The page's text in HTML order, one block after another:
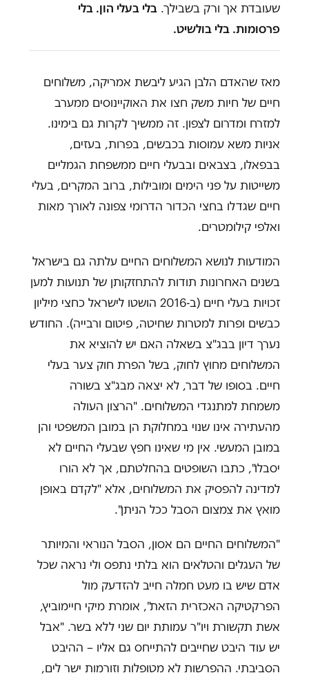
שעובדת אך ורק בשבילך. בלי בעלי הון. בלי
פרסומות. בלי בולשיט.
מאז שהאדם הלבן הגיע ליבשת אמריקה, משלוחים
חיים של חיות משק חצו את האוקיינוסים ממערב
למזרח ומדרום לצפון. זה ממשיך לקרות גם בימינו.
אניות משא עמוסות בכבשים, בפרות, בעזים,
בבפאלו, בצבאים ובבעלי חיים ממשפחת הגמליים
משייטות על פני הימים ומובילות, ברוב המקרים, בעלי
חיים שגדלו בחצי הכדור הדרומי צפונה לאורך מאות
ואלפי קילומטרים.
המודעות לנושא המשלוחים החיים עלתה גם בישראל
בשנים האחרונות תודות להתחזקותן של תנועות למען
זכויות בעלי חיים (ב-2016 הושטו לישראל כחצי מיליון
כבשים ופרות למטרות שחיטה, פיטום ורבייה). החודש
נערך דיון בבג"צ בשאלה האם יש להוציא את
המשלוחים מחוץ לחוק, בשל הפרת חוק צער בעלי
חיים. בסופו של דבר, לא יצאה מבג"צ בשורה
משמחת למתנגדי המשלוחים. "הרצון העולה
מהעתירה אינו שנוי במחלוקת הן במובן המשפטי והן
במובן המעשי. אין מי שאינו חפץ שבעלי החיים לא
יסבלו", כתבו השופטים בהחלטתם, אך לא הורו
למדינה להפסיק את המשלוחים, אלא "לקדם באופן
מואץ את צמצום הסבל ככל הניתן".
"המשלוחים החיים הם אסון, הסבל הנוראי והמיותר
של העגלים והטלאים הוא בלתי נתפס ולי נראה שכל
אדם שיש בו מעט חמלה חייב להזדעק מול
הפרקטיקה האכזרית הזאת", אומרת מיקי חיימוביץ,
אשת תקשורת ויו"ר עמותת יום שני ללא בשר. "אבל
יש עוד היבט שחייבים להתייחס גם אליו – ההיבט
הסביבתי. ההפרשות לא מטופלות וזורמות ישר לים,